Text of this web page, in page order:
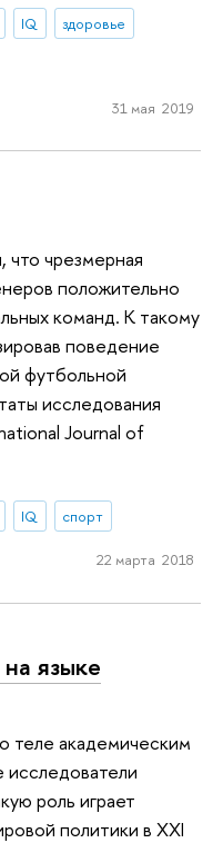
IQ
здоровье
31 мая 2019
чрезмерная
положительно
команд. К такому
поведение
футбольной
исследования
Journal of
IQ спорт
22 марта 2018
языке
теле академическим
исследователи
роль играет
политики в XXI